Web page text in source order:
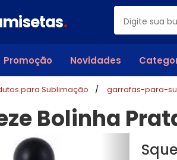
.
Promoção Novidades
para Sublimação garrafas-para-
Bolinha